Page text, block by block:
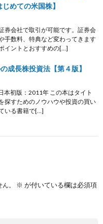
めての米国株】
券会社で取引が可能です。証券会
手数料、特典など変わってきます
イントとおすすめの[…]
成長株投資法【第４版】
本初版：2011年 この本はタイト
探すためのノウハウや投資の買い
いる書籍で[…]
。 ※ が付いている欄は必須項